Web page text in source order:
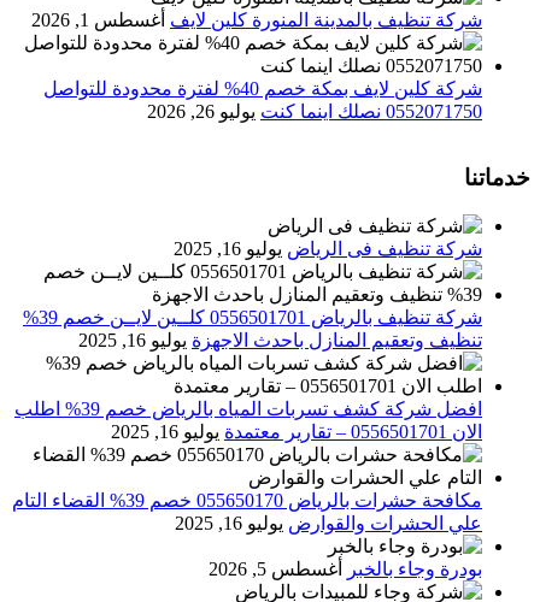
شركة تنظيف بالمدينة المنورة كلين لايف أغسطس 1, 2026
شركة كلين لايف بمكة خصم 40% لفترة محدودة للتواصل
0552071750 نصلك اينما كنت
يوليو 26, 2026
خدماتنا
شركة تنظيف فى الرياض يوليو 16, 2025
شركة تنظيف بالرياض 0556501701 كلــين لايــن خصم 39%
تنظيف وتعقيم المنازل باحدث الاجهزة يوليو 16, 2025
افضل شركة كشف تسربات المياه بالرياض خصم 39% اطلب
الان 0556501701‬‏ – تقارير معتمدة
يوليو 16, 2025
مكافحة حشرات بالرياض 055650170 خصم 39% القضاء التام
علي الحشرات والقوارض يوليو 16, 2025
بودرة وجاء بالخبر أغسطس 5, 2026